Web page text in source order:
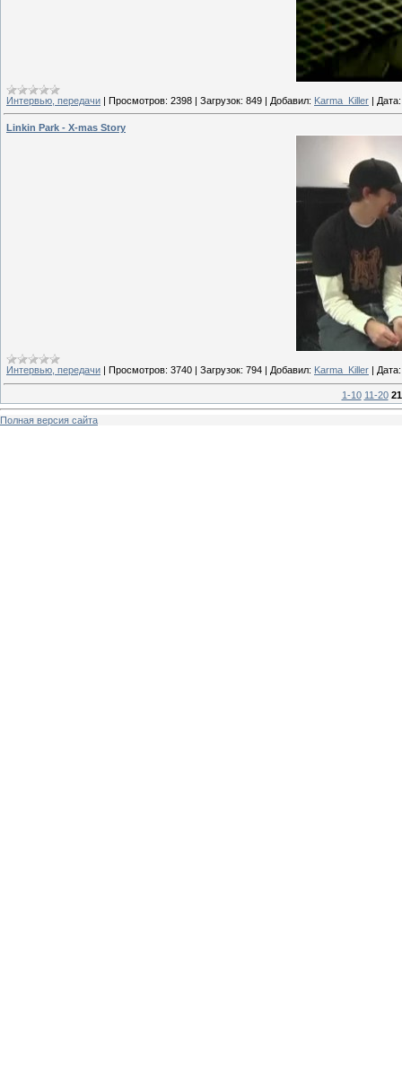
Интервью, передачи | Просмотров: 2398 | Загрузок: 849 | Добавил: Karma_Killer | Дата:
Linkin Park - X-mas Story
Интервью, передачи | Просмотров: 3740 | Загрузок: 794 | Добавил: Karma_Killer | Дата:
1-10 11-20
Полная версия сайта